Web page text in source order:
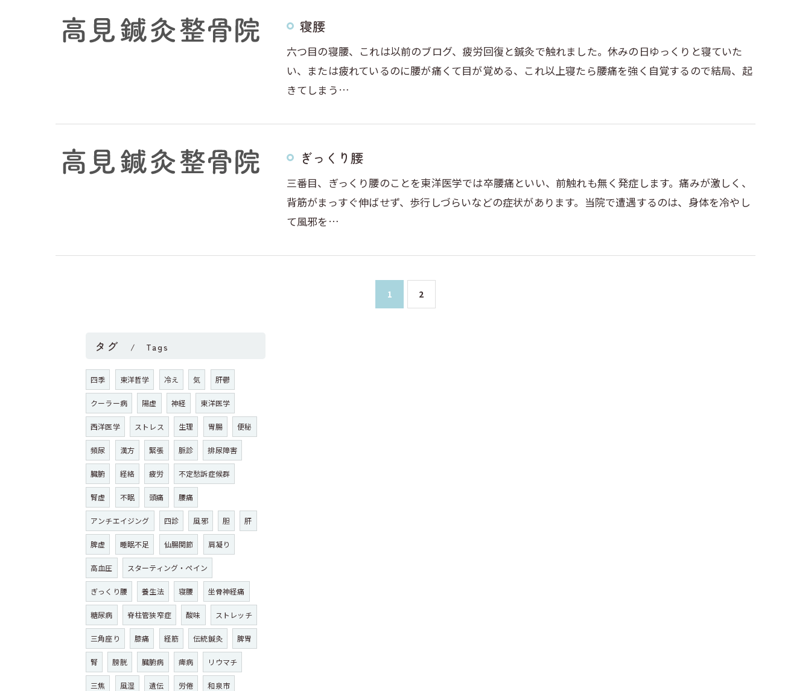
寝腰
六つ目の寝腰、これは以前のブログ、疲労回復と鍼灸で触れました。休みの日ゆっくりと寝ていた
い、または疲れているのに腰が痛くて目が覚める、これ以上寝たら腰痛を強く自覚するので結局、起
きてしまう…
ぎっくり腰
三番目、ぎっくり腰のことを東洋医学では卒腰痛といい、前触れも無く発症します。痛みが激しく、
背筋がまっすぐ伸ばせず、歩行しづらいなどの症状があります。当院で遭遇するのは、身体を冷やし
て風邪を…
1 2
タグ Tags
四季 東洋哲学 冷え 気 肝鬱
クーラー病 陽虚 神経 東洋医学
西洋医学 ストレス 生理 胃腸 便秘
頻尿 漢方 緊張 脈診 排尿障害
臓腑 経絡 疲労 不定愁訴症候群
腎虚 不眠 頭痛 腰痛
アンチエイジング 四診 風邪 胆 肝
脾虚 睡眠不足 仙腸関節 肩凝り
高血圧 スターティング・ペイン
ぎっくり腰 養生法 寝腰 坐骨神経痛
糖尿病 脊柱管狭窄症 酸味 ストレッチ
三角座り 膝痛 経筋 伝統鍼灸 脾胃
腎 膀胱 臓腑病 痺病 リウマチ
三焦 風湿 遺伝 労倦 和泉市